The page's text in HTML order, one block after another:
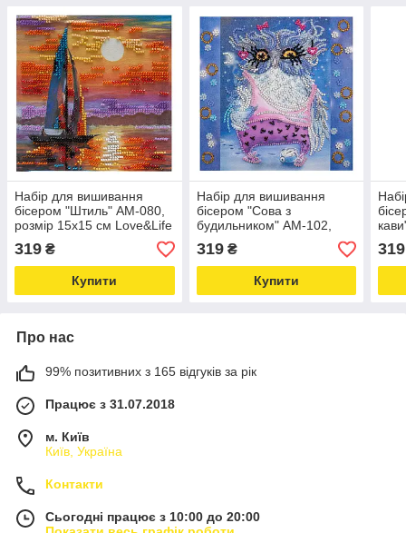
Набір для вишивання
бісером "Штиль" AM-080,
розмір 15х15 см Love&Life
-online-multimarket-
319 ₴
Купити
Набір для вишивання
бісером "Сова з
будильником" AM-102,
розмір 15х15 см Love&Life
-online-multimarket-
319₴
Купити
319
Про нас
99% позитивних з 165 відгуків за рік
Працює з 31.07.2018
м. Київ
Київ, Україна
Контакти
Сьогодні працює з 10:00 до 20:00